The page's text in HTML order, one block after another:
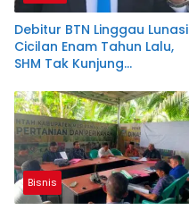
Debitur BTN Linggau Lunasi
Cicilan Enam Tahun Lalu,
SHM Tak Kunjung
Bisnis